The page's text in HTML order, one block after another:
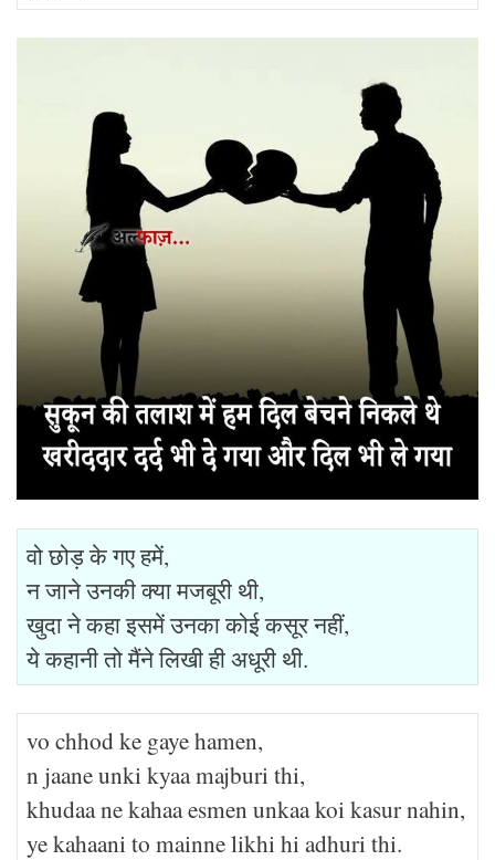
वो छोड़ के गए हमें,
न जाने उनकी क्या मजबूरी थी,
खुदा ने कहा इसमें उनका कोई कसूर नहीं,
ये कहानी तो मैंने लिखी ही अधूरी थी.
vo chhod ke gaye hamen,
n jaane unki kyaa majburi thi,
khudaa ne kahaa esmen unkaa koi kasur nahin,
ye kahaani to mainne likhi hi adhuri thi.